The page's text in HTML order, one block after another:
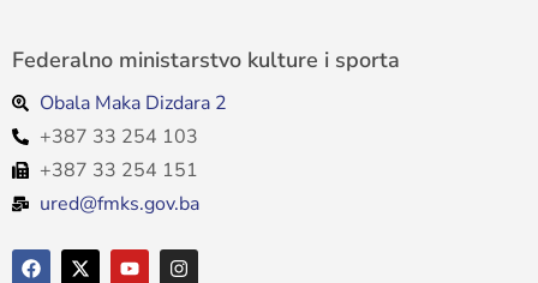
Federalno ministarstvo kulture i sporta
Obala Maka Dizdara 2
+387 33 254 103
+387 33 254 151
ured@fmks.gov.ba